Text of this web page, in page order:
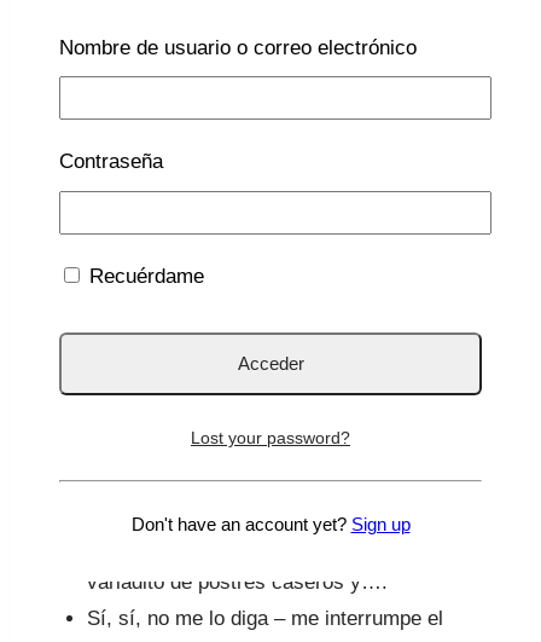
¿Y para beber? ¿Vino cómo ustedes?- me
falsa que el teléfono de juguete del bebé de
uno de mis amigos.
un ojo- Con un par de botellas de agua
grandes, tienen suficiente.
Muy bien- contesta él. ¿Y de postre? Por ir
preparándolo… – pregunta con curiosidad.
variadito de postres caseros y….
Sí, sí, no me lo diga – me interrumpe el
Nombre de usuario o correo electrónico
Contraseña
Recuérdame
Lost your password?
Don't have an account yet? Sign up